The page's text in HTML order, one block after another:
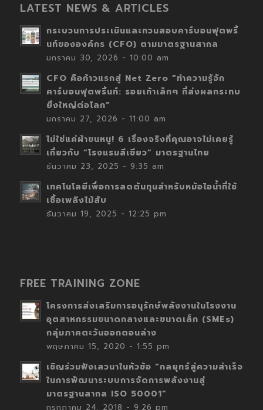
LATEST NEWS & ARTICLES
กระบวนการประเมินและทวนสอบคาร์บอนฟุตพริ้
นท์ขององค์กร (CFO) ตามมาตรฐานสากล
มกราคม 30, 2026 - 10:00 am
CFO คือก้าวแรกสู่ Net Zero “ทำความรู้จัก
คาร์บอนฟุตพริ้นท์: รอยเท้าเล็กๆ ที่ส่งผลกระทบ
ยิ่งใหญ่ต่อโลก”
มกราคม 27, 2026 - 11:00 am
ไม่ใช่แค่ผ้าขนหนู! 6 เรื่องจริงที่คุณอาจไม่เคยรู้
เกี่ยวกับ “โรงแรมสีเขียว” มาตรฐานไทย
ธันวาคม 23, 2025 - 9:35 am
เทคโนโลยีเพื่อการลดต้นทุนสำหรับหม้อไอน้ำที่ใช้
เชื้อเพลิงไม้สับ
ธันวาคม 19, 2025 - 12:25 pm
FREE TRAINING ZONE
โครงการส่งเสริมการอนุรักษ์พลังงานในโรงงาน
อุตสาหกรรมขนาดกลางและขนาดเล็ก (SMEs)
กลุ่มภาคตะวันออกตอนล่าง
พฤษภาคม 15, 2020 - 1:55 pm
เชิญร่วมฟังเสวนาในหัวข้อ “กลยุทธ์สู่ความสำเร็จ
ในการพัฒนาระบบการจัดการพลังงานสู่
มาตรฐานสากล ISO 50001”
กรกฎาคม 24, 2018 - 9:26 pm